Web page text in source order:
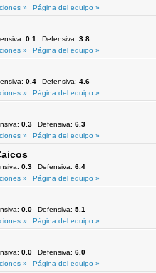
»
Página del equipo »
0.1 Defensiva: 3.8
»
Página del equipo »
0.4 Defensiva: 4.6
»
Página del equipo »
0.3 Defensiva: 6.3
»
Página del equipo »
0.3 Defensiva: 6.4
»
Página del equipo »
0.0 Defensiva: 5.1
»
Página del equipo »
0.0 Defensiva: 6.0
»
Página del equipo »